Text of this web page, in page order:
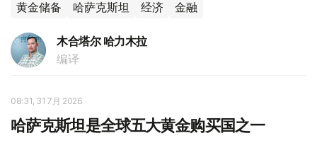
黄金储备 哈萨克斯坦 经济 金融
木合塔尔 哈力木拉
编译
08:31, 31 7月 2026
哈萨克斯坦是全球五大黄金购买国之一